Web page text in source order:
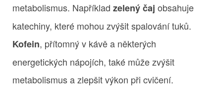
metabolismus. Například zelený čaj obsahuje
katechiny, které mohou zvýšit spalování tuků.
Kofein, přítomný v kávě a některých
energetických nápojích, také může zvýšit
metabolismus a zlepšit výkon při cvičení.